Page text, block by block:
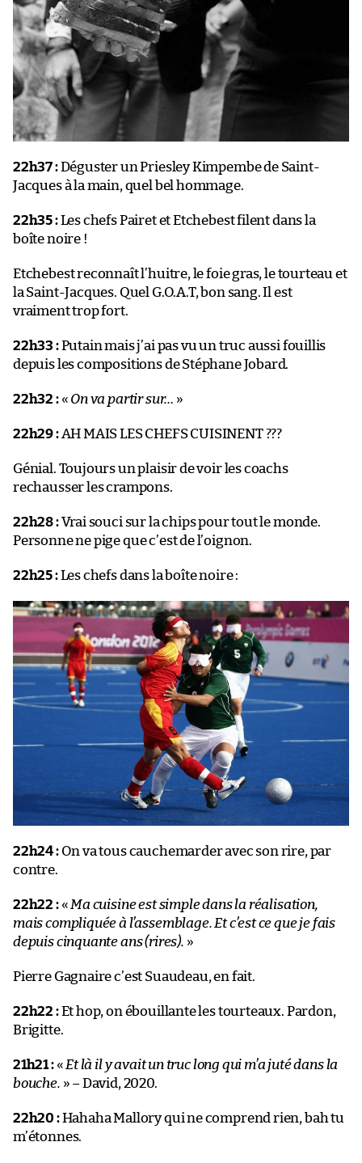
22h37 :Déguster un Priesley Kimpembe de Saint-
Jacques à la main, quel bel hommage.
22h35 :Les chefs Pairet et Etchebest filent dans la
boîte noire !
Etchebest reconnaît l’huitre, le foie gras, le tourteau et
la Saint-Jacques. Quel G.O.A.T, bon sang. Il est
vraiment trop fort.
22h33 :Putain mais j’ai pas vu un truc aussi fouillis
depuis les compositions de Stéphane Jobard.
22h32 :« On va partir sur… »
22h29 :AH MAIS LES CHEFS CUISINENT ???
Génial. Toujours un plaisir de voir les coachs
rechausser les crampons.
22h28 :Vrai souci sur la chips pour tout le monde.
Personne ne pige que c’est de l’oignon.
22h25 :Les chefs dans la boîte noire :
22h24 :On va tous cauchemarder avec son rire, par
contre.
22h22 :« Ma cuisine est simple dans la réalisation,
mais compliquée à l’assemblage. Et c’est ce que je fais
depuis cinquante ans (rires). »
Pierre Gagnaire c’est Suaudeau, en fait.
22h22 :Et hop, on ébouillante les tourteaux. Pardon,
Brigitte.
21h21 :« Et là il y avait un truc long qui m’a juté dans la
bouche. » – David, 2020.
22h20 :Hahaha Mallory qui ne comprend rien, bah tu
m’étonnes.